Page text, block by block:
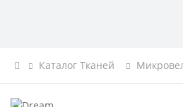
Каталог Тканей